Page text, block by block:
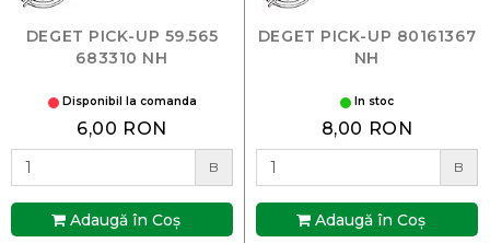
DEGET PICK-UP 59.565
683310 NH
Disponibil la comanda
6,00 RON
B
Adaugă în Coş
DEGET PICK-UP 80161367
NH
In stoc
8,00 RON
B
Adaugă în Coş